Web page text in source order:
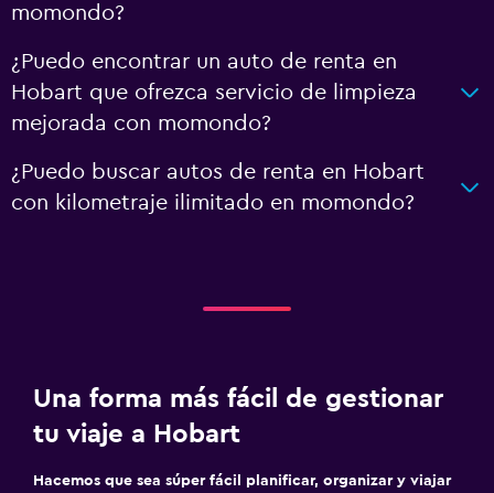
momondo?
¿Puedo encontrar un auto de renta en
Hobart que ofrezca servicio de limpieza
mejorada con momondo?
¿Puedo buscar autos de renta en Hobart
con kilometraje ilimitado en momondo?
Una forma más fácil de gestionar
tu viaje a Hobart
Hacemos que sea súper fácil planificar, organizar y viajar